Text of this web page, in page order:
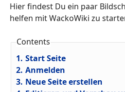
Hier findest Du ein paar
helfen mit WackoWiki zu
Contents
1. Start Seite
2. Anmelden
3. Neue Seite erstellen